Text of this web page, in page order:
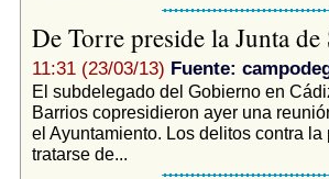
De Torre preside la Junta
11:31 (23/03/13) Fuente:
El subdelegado del Gobierno en
Barrios copresidieron ayer una
el Ayuntamiento. Los delitos contra
tratarse de...